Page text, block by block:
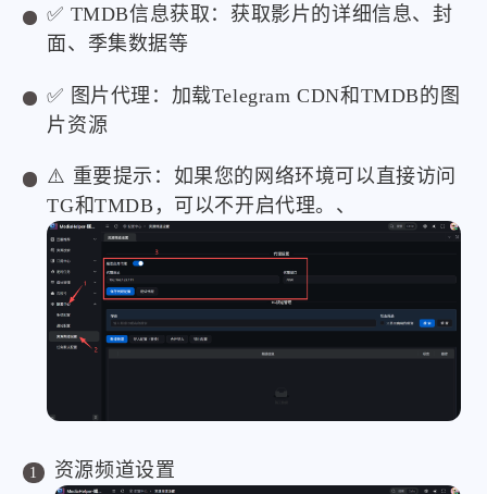
✅ TMDB信息获取：获取影片的详细信息、封
面、季集数据等
✅ 图片代理：加载Telegram CDN和TMDB的图
片资源
⚠️ 重要提示：如果您的网络环境可以直接访问
TG和TMDB，可以不开启代理。、
资源频道设置